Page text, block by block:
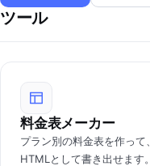
ツール
料金表メーカー
プラン別の料金表を作っ
HTMLとして書き出せます。